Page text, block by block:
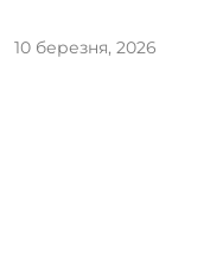
10 березня, 2026